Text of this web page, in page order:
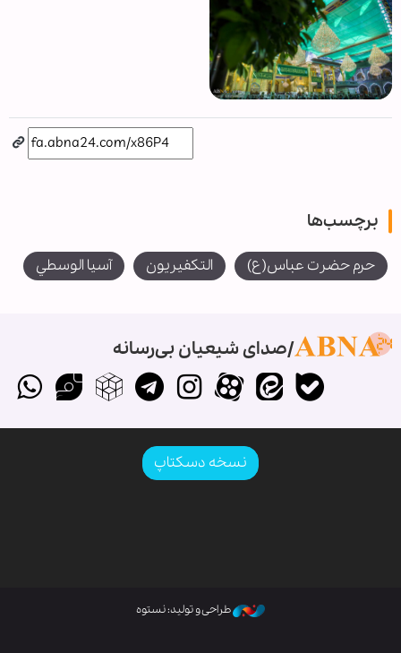
برچسب‌ها
حرم حضرت عباس(ع) التكفيريون آسيا الوسطي
صدای شیعیان بی‌رسانه
نسخه دسکتاپ
طراحی و تولید: نستوه